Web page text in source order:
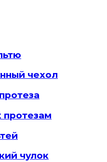
чехол
протезам
чулок